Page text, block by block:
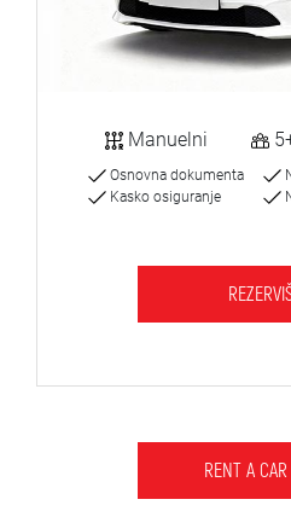
Manuelni
Osnovna dokumenta
Kasko osiguranje
RENT A